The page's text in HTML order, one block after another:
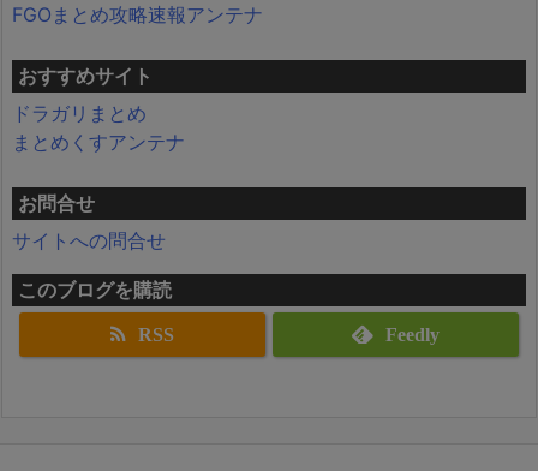
FGOまとめ攻略速報アンテナ
おすすめサイト
ドラガリまとめ
まとめくすアンテナ
お問合せ
サイトへの問合せ
このブログを購読
RSS Feedly